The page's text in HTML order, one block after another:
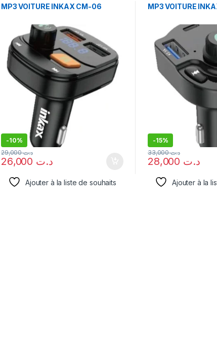
MP3 VOITURE INKAX CM-06
-10%
د.ت
د.ت29,000
Ajouter à la liste de souhaits
MP3 VOITURE
-15%
د.ت
د.ت33,000
Ajouter à la